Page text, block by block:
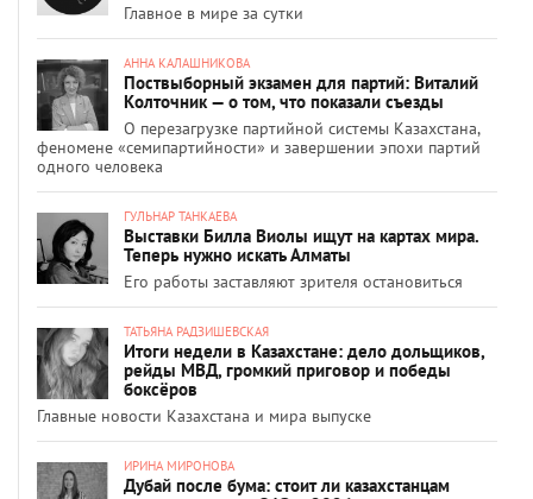
Главное в мире за сутки
АННА КАЛАШНИКОВА
Поствыборный экзамен для партий: Виталий
Колточник — о том, что показали съезды
О перезагрузке партийной системы Казахстана,
феномене «семипартийности» и завершении эпохи партий
одного человека
ГУЛЬНАР ТАНКАЕВА
Выставки Билла Виолы ищут на картах мира.
Теперь нужно искать Алматы
Его работы заставляют зрителя остановиться
ТАТЬЯНА РАДЗИШЕВСКАЯ
Итоги недели в Казахстане: дело дольщиков,
рейды МВД, громкий приговор и победы
боксёров
Главные новости Казахстана и мира выпуске
ИРИНА МИРОНОВА
Дубай после бума: стоит ли казахстанцам